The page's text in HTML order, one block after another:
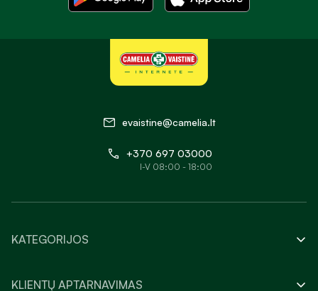
evaistine@camelia.lt
+370 697 03000
I-V 08:00 - 18:00
KATEGORIJOS
KLIENTŲ APTARNAVIMAS